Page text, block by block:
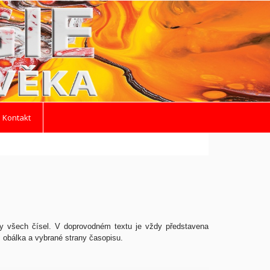
Kontakt
čísel. V doprovodném textu je vždy představena
a vybrané strany časopisu.